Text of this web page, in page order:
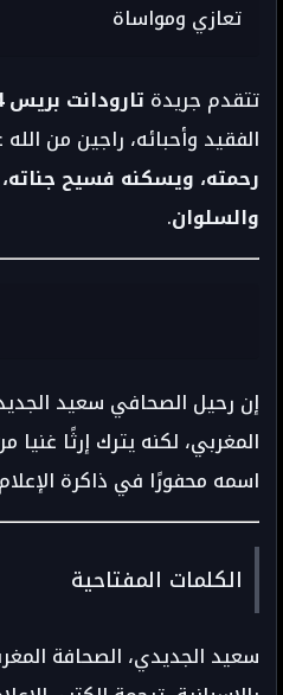
تعازي ومواساة
تتقدم جريدة تارودانت بريس 24
الفقيد وأحبائه، راجين من
رحمته، ويسكنه فسيح
والسلوان.
إن رحيل الصحافي سعيد
المغربي، لكنه يترك إرثًا غنيا
اسمه محفورًا في ذاكرة
الكلمات المفتاحية
سعيد الجديدي، الصحافة